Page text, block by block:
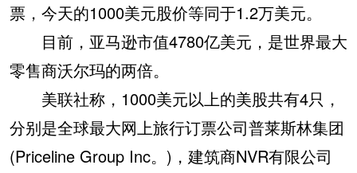
票，今天的1000美元股价等同于1.2万美元。
目前，亚马逊市值4780亿美元，是世界最大
零售商沃尔玛的两倍。
美联社称，1000美元以上的美股共有4只，
分别是全球最大网上旅行订票公司普莱斯林集团
(Priceline Group Inc。)，建筑商NVR有限公司